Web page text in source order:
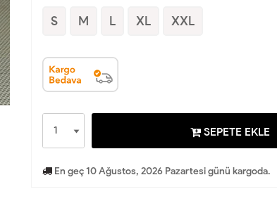
S M L XL XXL
SEPETE EKLE
En geç 10 Ağustos, 2026 Pazartesi günü kargoda.